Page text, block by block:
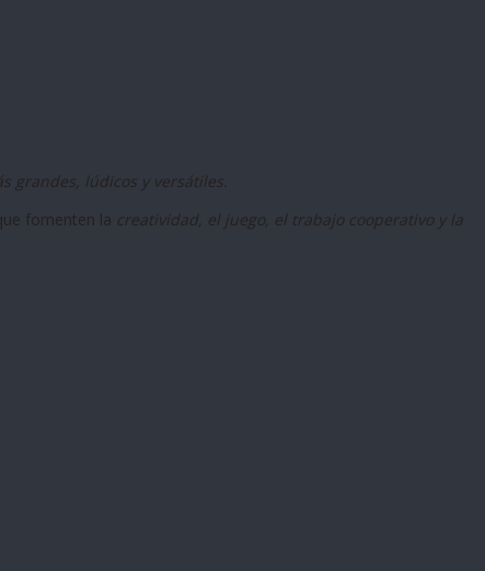
grandes, lúdicos y versátiles.
fomenten la creatividad, el juego, el trabajo cooperativo y la